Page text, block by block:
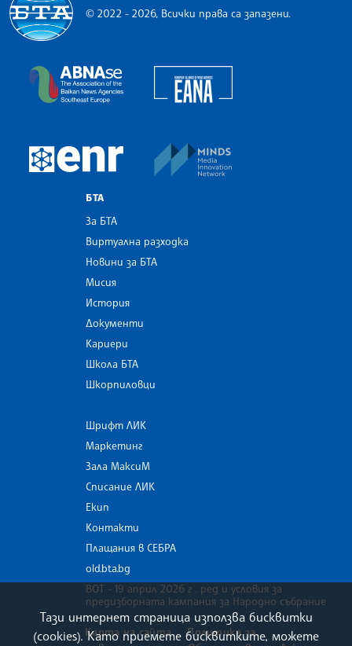
© 2022 - 2026, Всички права са запазени.
The Assocoation of the Balkan News Agencies
European Newsroom
БТА
За БТА
Виртуална разходка
Новини за БТА
Мисия
История
Документи
Кариери
Школа БТА
Шкорпиловци
Шрифт ЛИК
Маркетинг
Зала МаксиМ
Списание ЛИК
Екип
Контакти
Плащания в СЕБРА
old.bta.bg
ВОТ - 19 април 2026 г . ред и условия за
предизборната кампания за Народно събрание
Карта на сайта
Политика за
Тази интернет страница използва бисквитки
(cookies). Като приемете бисквитките, можете